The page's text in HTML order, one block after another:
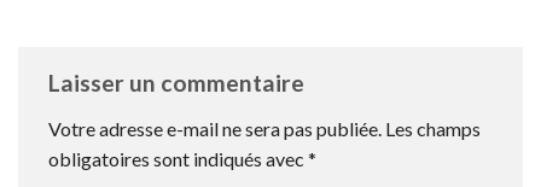
Laisser un commentaire
Votre adresse e-mail ne sera pas publiée. Les champs
obligatoires sont indiqués avec *